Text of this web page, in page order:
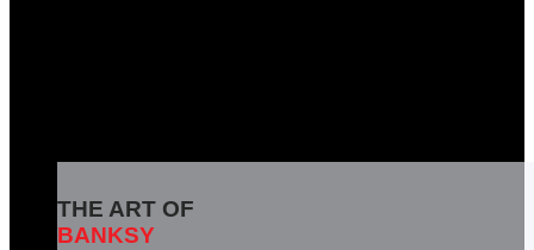
THE ART OF
BANKSY